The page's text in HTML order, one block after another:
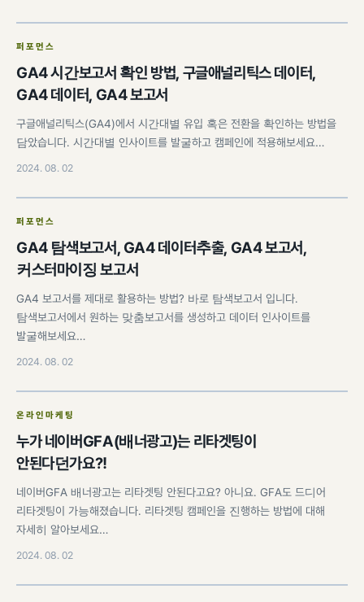
퍼포먼스
GA4 시간보고서 확인 방법, 구글애널리틱스 데이터,
GA4 데이터, GA4 보고서
구글애널리틱스(GA4)에서 시간대별 유입 혹은 전환을 확인하는 방법을
담았습니다. 시간대별 인사이트를 발굴하고 캠페인에 적용해보세요…
2024. 08. 02
퍼포먼스
GA4 탐색보고서, GA4 데이터추출, GA4 보고서,
커스터마이징 보고서
GA4 보고서를 제대로 활용하는 방법? 바로 탐색보고서 입니다.
탐색보고서에서 원하는 맞춤보고서를 생성하고 데이터 인사이트를
발굴해보세요…
2024. 08. 02
온라인마케팅
누가 네이버GFA(배너광고)는 리타겟팅이
안된다던가요?!
네이버GFA 배너광고는 리타겟팅 안된다고요? 아니요. GFA도 드디어
리타겟팅이 가능해졌습니다. 리타겟팅 캠페인을 진행하는 방법에 대해
자세히 알아보세요…
2024. 08. 02